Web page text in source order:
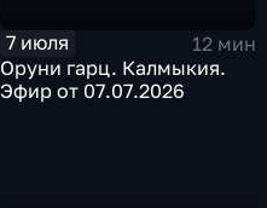
7 июля
12 мин
Оруни гарц. Калмыкия.
Эфир от 07.07.2026